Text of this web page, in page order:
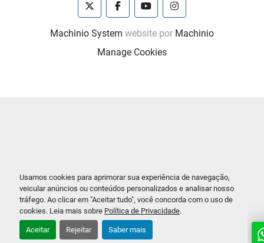
Usamos cookies para aprimorar sua experiência de navegação,
veicular anúncios ou conteúdos personalizados e analisar nosso
tráfego. Ao clicar em "Aceitar tudo", você concorda com o uso de
cookies. Leia mais sobre Política de Privacidade.
Aceitar Rejeitar Saber mais
twitter facebookyoutubeinstagram
Machinio System website por Machinio
Manage Cookies